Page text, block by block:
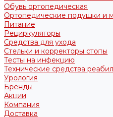
Обувь ортопедическая
Ортопедические подушки и
Питание
Рециркуляторы
Средства для ухода
Стельки и корректоры стопы
Тесты на инфекцию
Технические средства
Урология
Бренды
Акции
Компания
Доставка